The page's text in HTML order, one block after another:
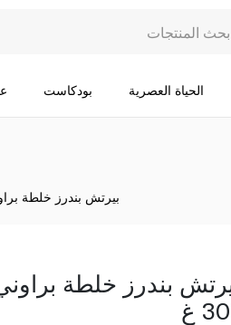
الحياة العصرية بودكاست
بيرتش بندرز خلطة
بندرز خلطة
غ